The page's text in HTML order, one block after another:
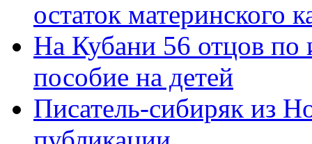
остаток материнского
На Кубани 56 отцов по
пособие на детей
Писатель-сибиряк из